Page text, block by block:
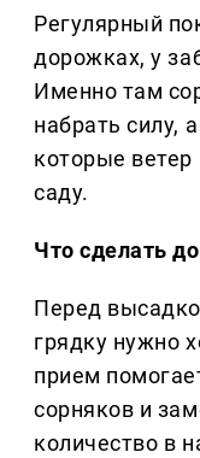
Регулярный
дорожках, у
Именно там
набрать силу,
которые ветер
саду.
Что сделать
Перед
грядку нужно
прием
сорняков и
количество в